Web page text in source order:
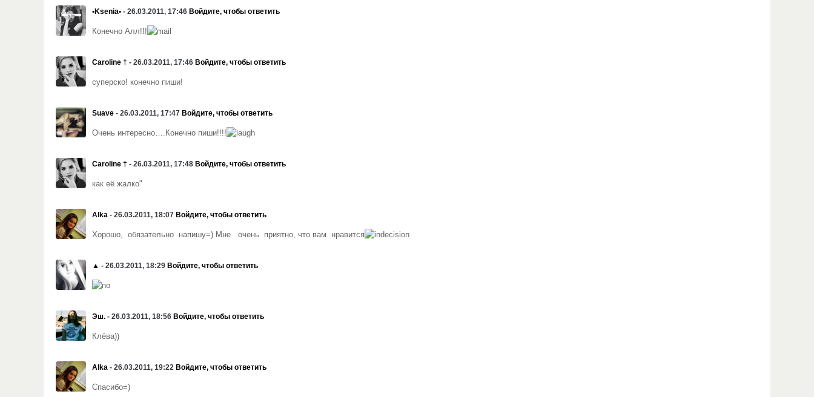
•Ksenia• - 26.03.2011, 17:46 Войдите, чтобы ответить
Конечно Алл!!!
Caroline † - 26.03.2011, 17:46 Войдите, чтобы ответить
суперско! конечно пиши!
Suave - 26.03.2011, 17:47 Войдите, чтобы ответить
Очень интересно….Конечно пиши!!!!
Caroline † - 26.03.2011, 17:48 Войдите, чтобы ответить
как её жалко"
Alka - 26.03.2011, 18:07 Войдите, чтобы ответить
Хорошо, обязательно напишу=) Мне очень приятно, что вам нравится
▲ - 26.03.2011, 18:29 Войдите, чтобы ответить
Эш. - 26.03.2011, 18:56 Войдите, чтобы ответить
Клёва))
Alka - 26.03.2011, 19:22 Войдите, чтобы ответить
Спасибо=)